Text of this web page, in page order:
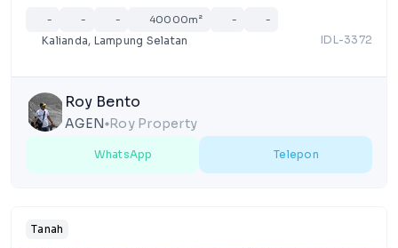
- - - 40000m² - -
Kalianda, Lampung Selatan IDL-3372
Roy Bento
AGEN lens Roy Property
WhatsApp Telepon
Tanah